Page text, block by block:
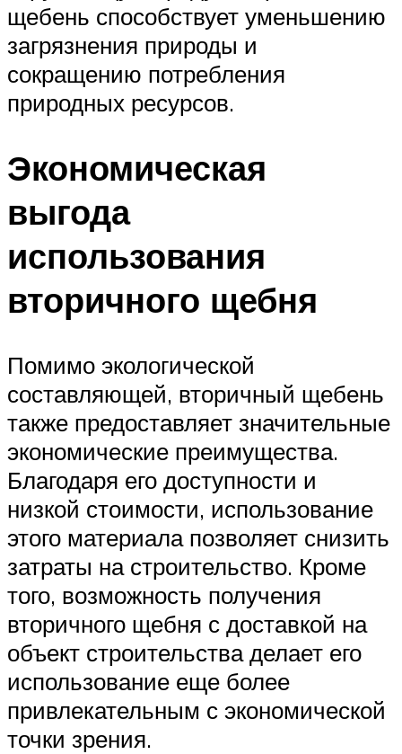
щебень способствует уменьшению
загрязнения природы и
сокращению потребления
природных ресурсов.
Экономическая
выгода
использования
вторичного щебня
Помимо экологической
составляющей, вторичный щебень
также предоставляет значительные
экономические преимущества.
Благодаря его доступности и
низкой стоимости, использование
этого материала позволяет снизить
затраты на строительство. Кроме
того, возможность получения
вторичного щебня с доставкой на
объект строительства делает его
использование еще более
привлекательным с экономической
точки зрения.